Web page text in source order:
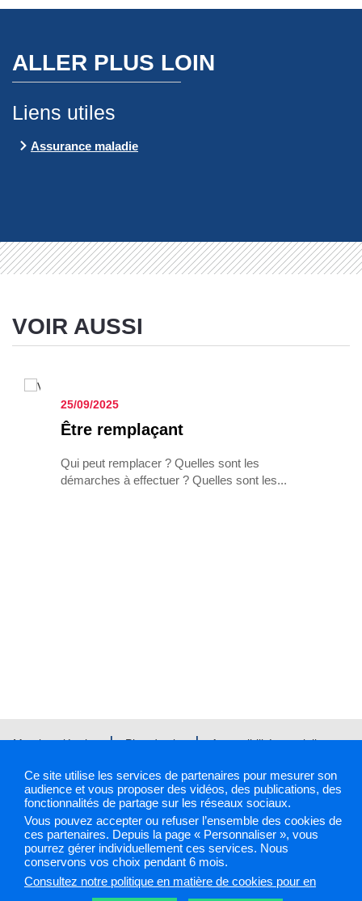
Ce site utilise les services de partenaires pour mesurer son
audience et vous proposer des vidéos, des publications, des
fonctionnalités de partage sur les réseaux sociaux.
Vous pouvez accepter ou refuser l’ensemble des cookies de
ces partenaires. Depuis la page « Personnaliser », vous
pourrez gérer individuellement ces services. Nous
conservons vos choix pendant 6 mois.
Consultez notre politique en matière de cookies pour en
ALLER PLUS LOIN
Liens utiles
Assurance maladie
VOIR AUSSI
25/09/2025
Être rem­pla­çant
Qui peut remplacer ? Quelles sont les
démarches à effectuer ? Quelles sont les...
Mentions légales Plan du site
Accessibilité : partiellement
conforme
Cookies et traceurs
Sélectionnez une région pour accéder à votre site PAPS
Les sites PAPS